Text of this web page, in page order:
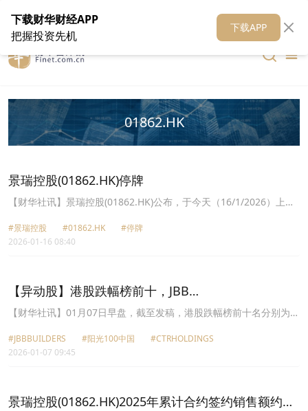
在线客服 关于我们 财华媒体矩阵 财华智库
01862.HK
景瑞控股(01862.HK)停牌
【财华社讯】景瑞控股(01862.HK)公布，于今天（16/1/2026）上午
#景瑞控股 #01862.HK
#停牌
2026-01-16 08:40
【异动股】港股跌幅榜前十，JBB
BUILDERS(01903.HK)跌11.36%，阳光100中国
【财华社讯】01月07日早盘，截至发稿，港股跌幅榜前十名分别为
幅9.09%、CTR HOLDINGS(01416.HK)跌幅8.50%、南方两倍做多特
斯拉-U(09766.HK)跌幅7.71%、和谐汽车(03836.HK)跌幅7.62%、南
幅7.10%、维亮控股(08612.HK)跌幅6.40%。
#JBBBUILDERS #阳光100中国
#CTRHOLDINGS
2026-01-07 09:45
景瑞控股(01862.HK)2025年累计合约签约销售额约
下载财华财经APP
把握投资先机
下载APP